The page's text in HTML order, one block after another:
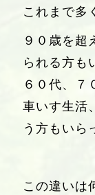
これまで多
９０歳を超
られる方も
６０代、７
車いす生活
う方もいら
この違いは